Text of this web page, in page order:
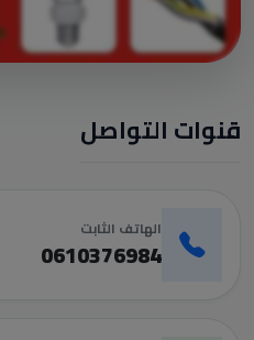
قنوات التواصل
الهاتف الثابت
0610376984